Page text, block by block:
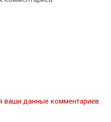
ваши данные комментариев.